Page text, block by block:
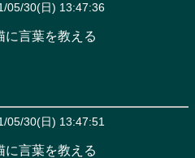
05/30(日) 13:47:36
に言葉を教える
05/30(日) 13:47:51
に言葉を教える